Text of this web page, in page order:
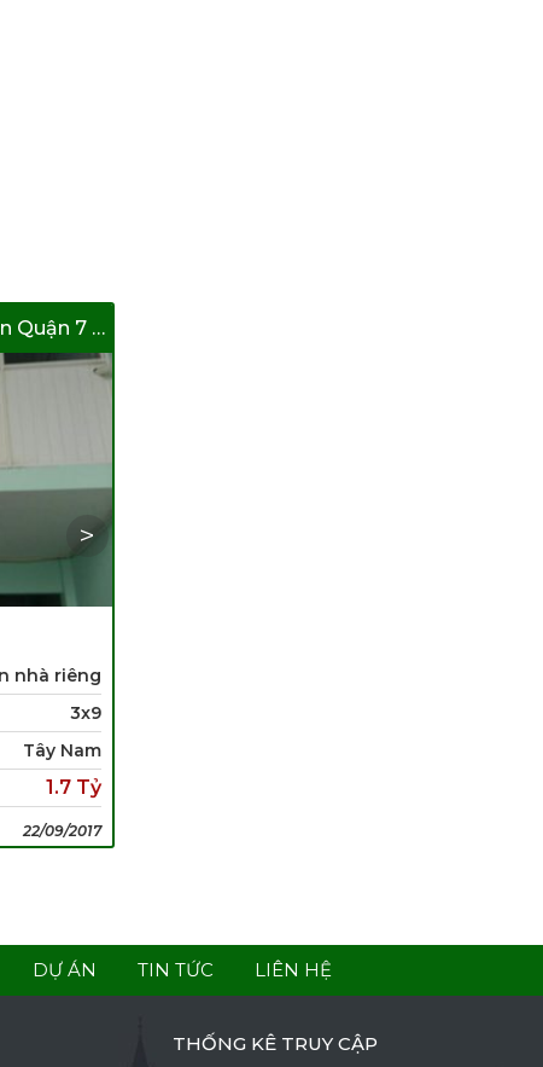
Bán Nhà Hẽm Lâm Văn Bền Quận 7 ( 1 Gác )
nhà riêng
3x9
Tây Nam
1.7 Tỷ
22/09/2017
next
DỰ ÁN TIN TỨC LIÊN HỆ
THỐNG KÊ TRUY CẬP